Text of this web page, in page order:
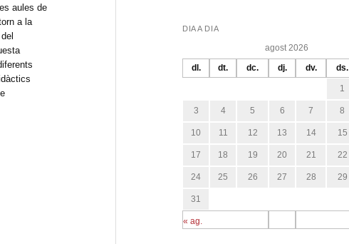
aules de
a la
DIA A DIA
agost 2026
dl. dt. dc. dj. dv. ds.
« ag.
1
3 4 5 6 7 8
10 11 12 13 14 15
17 18 19 20 21 22
24 25 26 27 28 29
31